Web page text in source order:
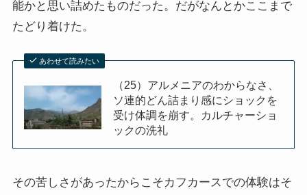
スターリンとヒトラーの虐殺・ホロコースト
冷戦世界の歴史・思想・文学に学ぶ
現代ロシアとロシア・ウクライナ戦争
ボスニア紛争とルワンダ虐殺の悲劇～冷戦後の国際
マルクス・エンゲルス研究
能かと思い詰めたものだった。だがなんとかここまで
たどり着けた。
あわせて読みたい
（25）アルメニアのわからなさ、
ソ連的どん詰まり感にショックを
受け体調を崩す。カルチャーショ
ックの洗礼
その苦しさがあったからこそカフカースでの体験はそ